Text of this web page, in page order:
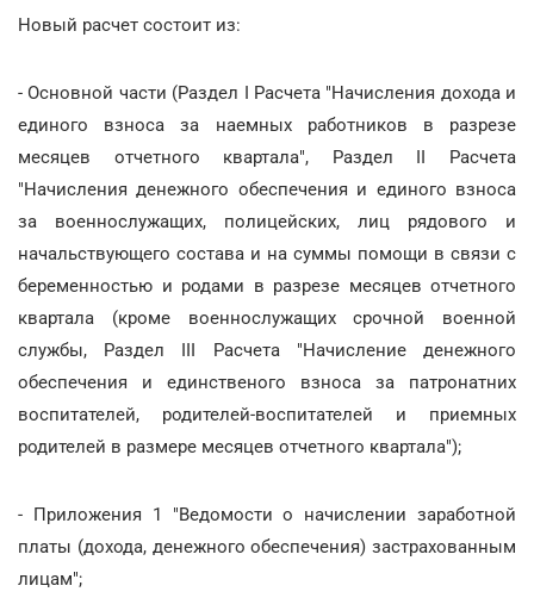
Новый расчет состоит из:
- Основной части (Раздел I Расчета "Начисления дохода и
единого взноса за наемных работников в разрезе
месяцев отчетного квартала", Раздел II Расчета
"Начисления денежного обеспечения и единого взноса
за военнослужащих, полицейских, лиц рядового и
начальствующего состава и на суммы помощи в связи с
беременностью и родами в разрезе месяцев отчетного
квартала (кроме военнослужащих срочной военной
службы, Раздел IIІ Расчета "Начисление денежного
обеспечения и единственого взноса за патронатних
воспитателей, родителей-воспитателей и приемных
родителей в размере месяцев отчетного квартала");
- Приложения 1 "Ведомости о начислении заработной
платы (дохода, денежного обеспечения) застрахованным
лицам";